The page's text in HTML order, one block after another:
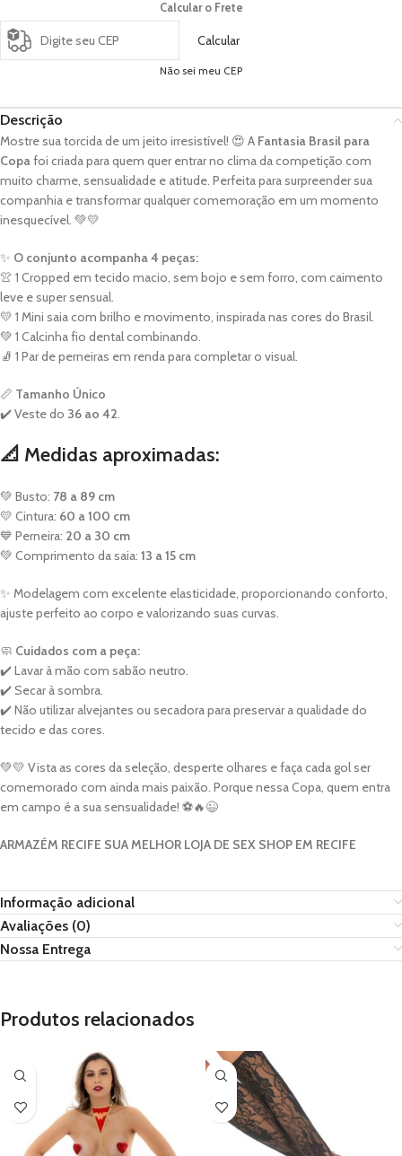
Calcular o Frete
Calcular
Não sei meu CEP
Descrição
Mostre sua torcida de um jeito irresistível! 😍 A Fantasia Brasil para
Copafoi criada para quem quer entrar no clima da competição com
muito charme, sensualidade e atitude. Perfeita para surpreender sua
companhia e transformar qualquer comemoração em um momento
inesquecível. 💚💛
✨ O conjunto acompanha 4 peças:
👚 1 Cropped em tecido macio, sem bojo e sem forro, com caimento
leve e super sensual.
💛 1 Mini saia com brilho e movimento, inspirada nas cores do Brasil.
💚 1 Calcinha fio dental combinando.
🧦 1 Par de perneiras em renda para completar o visual.
📏 Tamanho Único
✔️ Veste do 36 ao 42.
📐 Medidas aproximadas:
💚 Busto: 78 a 89 cm
💛 Cintura: 60 a 100 cm
💙 Perneira: 20 a 30 cm
💚 Comprimento da saia: 13 a 15 cm
✨ Modelagem com excelente elasticidade, proporcionando conforto,
ajuste perfeito ao corpo e valorizando suas curvas.
🧼 Cuidados com a peça:
✔️ Lavar à mão com sabão neutro.
✔️ Secar à sombra.
✔️ Não utilizar alvejantes ou secadora para preservar a qualidade do
tecido e das cores.
💚💛 Vista as cores da seleção, desperte olhares e faça cada gol ser
comemorado com ainda mais paixão. Porque nessa Copa, quem entra
em campo é a sua sensualidade! ⚽🔥😉
ARMAZÉM RECIFE SUA MELHOR LOJA DE SEX SHOP EM RECIFE
Informação adicional
Avaliações (0)
Nossa Entrega
Produtos relacionados